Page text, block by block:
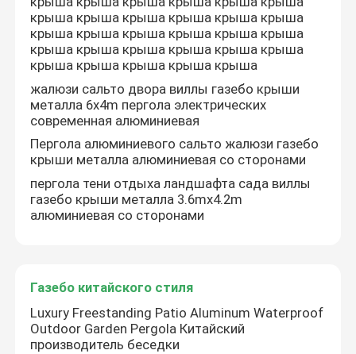
крыша крыша крыша крыша крыша крыша
крыша крыша крыша крыша крыша крыша
крыша крыша крыша крыша крыша крыша
крыша крыша крыша крыша крыша
жалюзи сальто двора виллы газебо крыши
металла 6x4m пергола электрических
современная алюминиевая
Пергола алюминиевого сальто жалюзи газебо
крыши металла алюминиевая со сторонами
пергола тени отдыха ландшафта сада виллы
газебо крыши металла 3.6mx4.2m
алюминиевая со сторонами
Газебо китайского стиля
Luxury Freestanding Patio Aluminum Waterproof
Outdoor Garden Pergola Китайский
производитель беседки